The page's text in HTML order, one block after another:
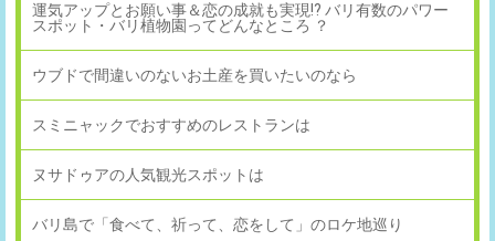
運気アップとお願い事＆恋の成就も実現!? バリ有数のパワー
スポット・バリ植物園ってどんなところ ？
ウブドで間違いのないお土産を買いたいのなら
スミニャックでおすすめのレストランは
ヌサドゥアの人気観光スポットは
バリ島で「食べて、祈って、恋をして」のロケ地巡り